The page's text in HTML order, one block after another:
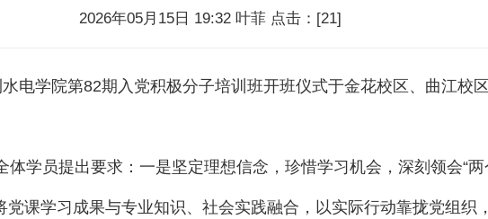
2026年05月15日 19:32 叶菲 点击：[21]
电学院第82期入党积极分子培训班开班仪式于金花校区、曲江校
学员提出要求：一是坚定理想信念，珍惜学习机会，深刻领会“
课学习成果与专业知识、社会实践融合，以实际行动靠拢党组织